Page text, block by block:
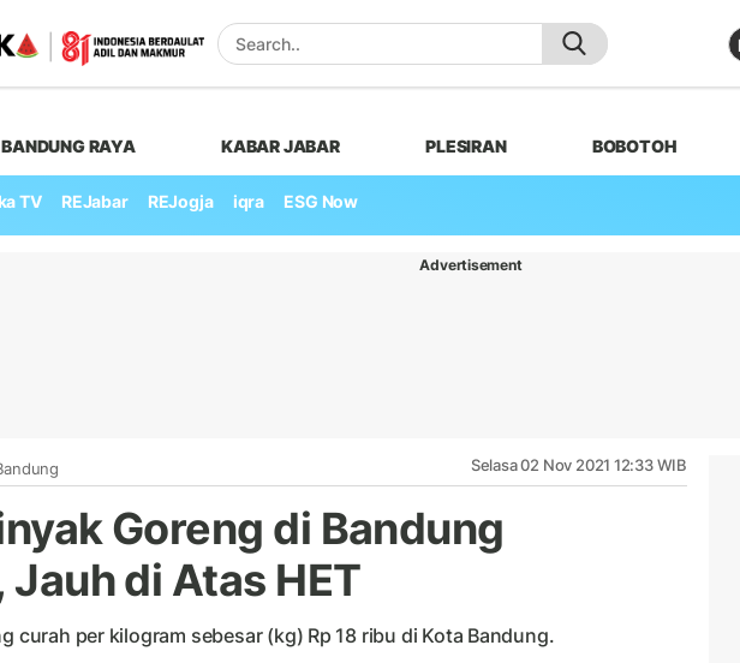
BANDUNG RAYA KABAR JABAR PLESIRAN BOBOTOH
TV REJabar REJogja iqra ESG Now
Advertisement
Selasa 02 Nov 2021 12:33 WIB
Goreng di Bandung
di Atas HET
curah per kilogram sebesar (kg) Rp 18 ribu di Kota Bandung.